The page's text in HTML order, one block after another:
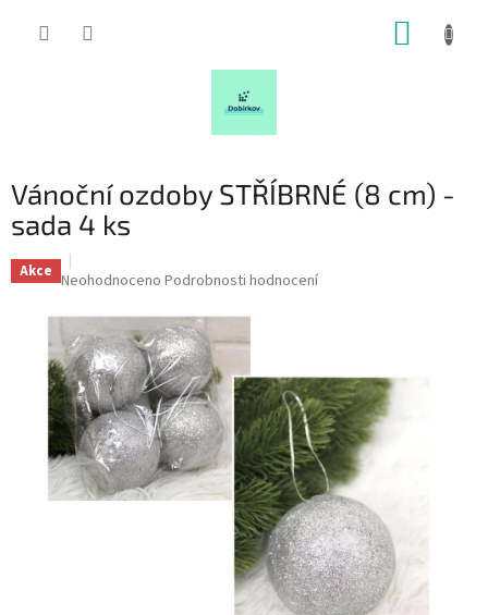
Vánoční ozdoby STŘÍBRNÉ (8 cm) -
sada 4 ks
Akce Průměrné
produktu
je
0,0
z
5
hvězdiček.
Neohodnoceno Podrobnosti hodnocení